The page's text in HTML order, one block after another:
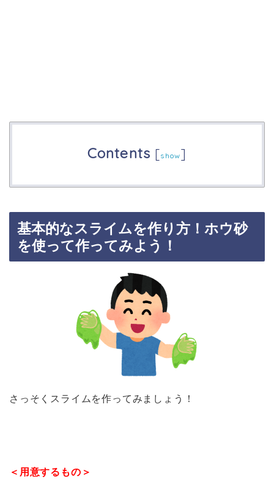
Contents [show]
基本的なスライムを作り方！ホウ砂
を使って作ってみよう！
さっそくスライムを作ってみましょう！
＜用意するもの＞